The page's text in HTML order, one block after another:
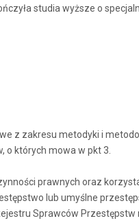
studia wyższe o
z zakresu metodyki i
o których mowa w pkt 3.
prawnych oraz
lub umyślne
Sprawców Przestępstw